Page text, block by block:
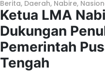
Berita, Daerah, Nabire,
Ketua LMA
Dukungan
Pemerintah
Tengah